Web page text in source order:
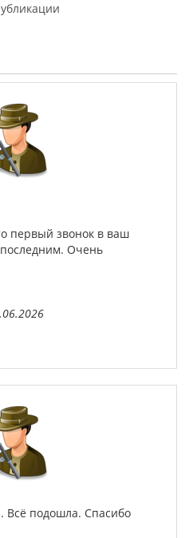
первый звонок в ваш
последним. Очень
Всё подошла. Спасибо